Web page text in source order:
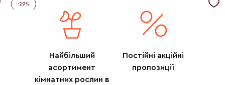
-29%
Найбільший
асортимент
кімнатних рослин в
Постійні акційні
пропозиції